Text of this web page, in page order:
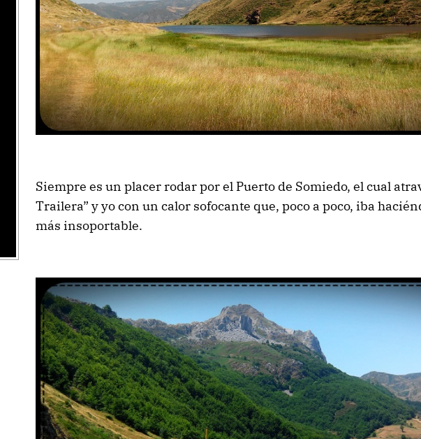
Siempre es un placer rodar por el Puerto de Somiedo, el cual
Trailera” y yo con un calor sofocante que, poco a poco, iba
más insoportable.